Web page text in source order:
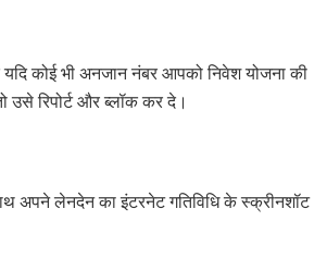
यदि कोई भी अनजान नंबर आपको निवेश योजना की
उसे रिपोर्ट और ब्लॉक कर दे।
अपने लेनदेन का इंटरनेट गतिविधि के स्क्रीनशॉट